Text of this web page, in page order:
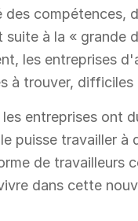
des
suite à la «
les entreprises
à trouver,
entreprises ont
puisse travailler
de travailleurs
dans cette